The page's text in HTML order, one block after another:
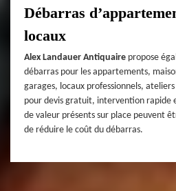
Débarras
locaux
Alex Landauer Antiquaire propose
débarras pour les appartements,
garages, locaux professionnels,
pour devis gratuit, intervention rapide
de valeur présents sur place peuvent
de réduire le coût du débarras.